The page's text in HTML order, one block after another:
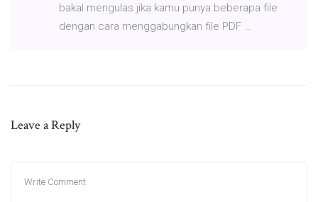
bakal mengulas jika kamu punya beberapa file
dengan cara menggabungkan file PDF …
Leave a Reply